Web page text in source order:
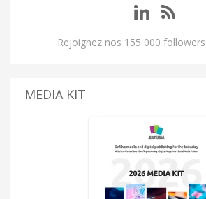
Rejoignez nos 155 000
MEDIA KIT